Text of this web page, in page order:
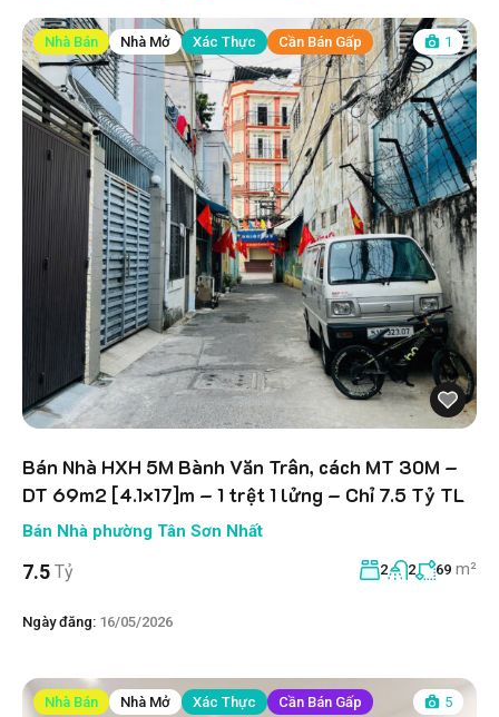
Nhà Bán Nhà Mở Xác Thực Cần Bán Gấp 1
Bán Nhà HXH 5M Bành Văn Trân, cách MT 30M –
DT 69m2 [4.1×17]m – 1 trệt 1 lửng – Chỉ 7.5 Tỷ TL
Bán Nhà phường Tân Sơn Nhất
7.5 Tỷ 2 2 69 m²
Ngày đăng: 16/05/2026
Nhà Bán Nhà Mở Xác Thực Cần Bán Gấp 5